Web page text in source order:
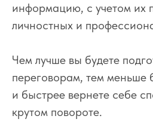
информацию, с учетом их
личностных и
Чем лучше вы будете
переговорам, тем меньше
и быстрее вернете себе
крутом повороте.